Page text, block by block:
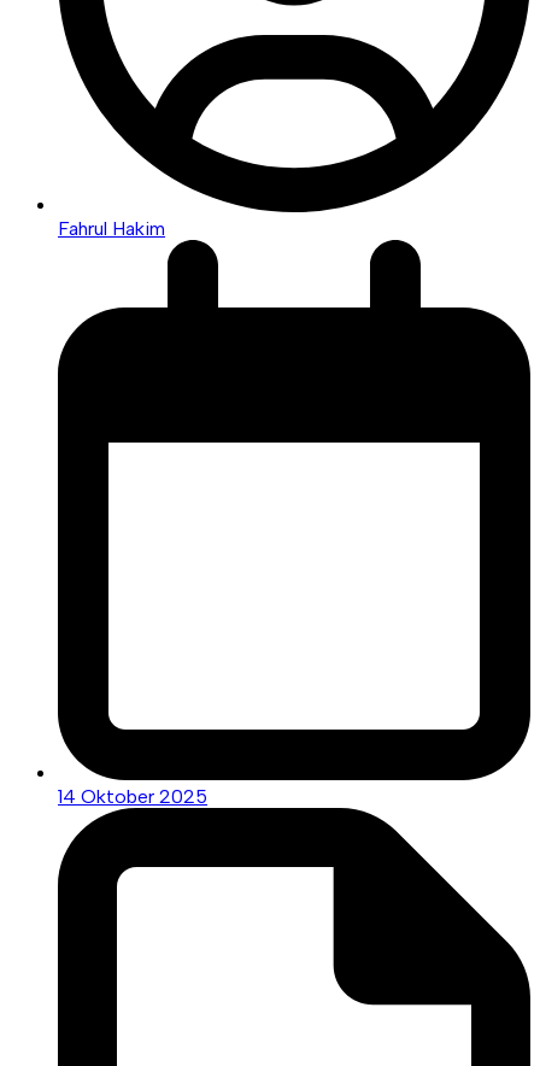
Fahrul Hakim
14 Oktober 2025